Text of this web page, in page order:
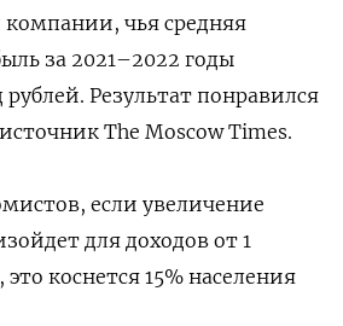
чья средняя
за 2021–2022 годы
Результат понравился
The Moscow Times.
если увеличение
для доходов от 1
коснется 15% населения